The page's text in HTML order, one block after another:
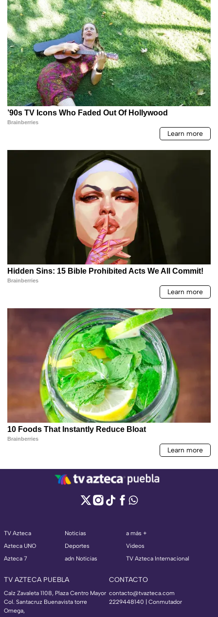
TV Azteca
Azteca UNO
Azteca 7
Noticias
Deportes
adn Noticias
a más +
Videos
TV Azteca Internacional
TV AZTECA PUEBLA
Calz Zavaleta 1108, Plaza Centro Mayor
Col. Santacruz Buenavista torre
Omega,
CONTACTO
contacto@tvazteca.com
2229448140 | Conmutador